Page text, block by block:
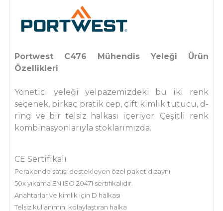
Portwest C476 Mühendis Yeleği Ürün
Özellikleri
Yönetici yeleği yelpazemizdeki bu iki renk
seçenek, birkaç pratik cep, çift kimlik tutucu, d-
ring ve bir telsiz halkası içeriyor. Çeşitli renk
kombinasyonlarıyla stoklarımızda.
CE Sertifikalı
Perakende satışı destekleyen özel paket dizaynı
50x yıkama EN ISO 20471 sertifikalıdır.
Anahtarlar ve kimlik için D halkası
Telsiz kullanımını kolaylaştıran halka